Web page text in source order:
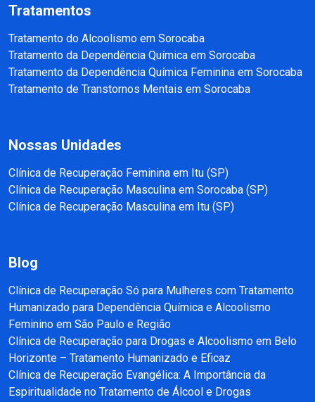
Tratamentos
Tratamento do Alcoolismo em Sorocaba
Tratamento da Dependência Química em Sorocaba
Tratamento da Dependência Química Feminina em Sorocaba
Tratamento de Transtornos Mentais em Sorocaba
Nossas Unidades
Clínica de Recuperação Feminina em Itu (SP)
Clínica de Recuperação Masculina em Sorocaba (SP)
Clínica de Recuperação Masculina em Itu (SP)
Blog
Clínica de Recuperação Só para Mulheres com Tratamento
Humanizado para Dependência Química e Alcoolismo
Feminino em São Paulo e Região
Clínica de Recuperação para Drogas e Alcoolismo em Belo
Horizonte – Tratamento Humanizado e Eficaz
Clínica de Recuperação Evangélica: A Importância da
Espiritualidade no Tratamento de Álcool e Drogas